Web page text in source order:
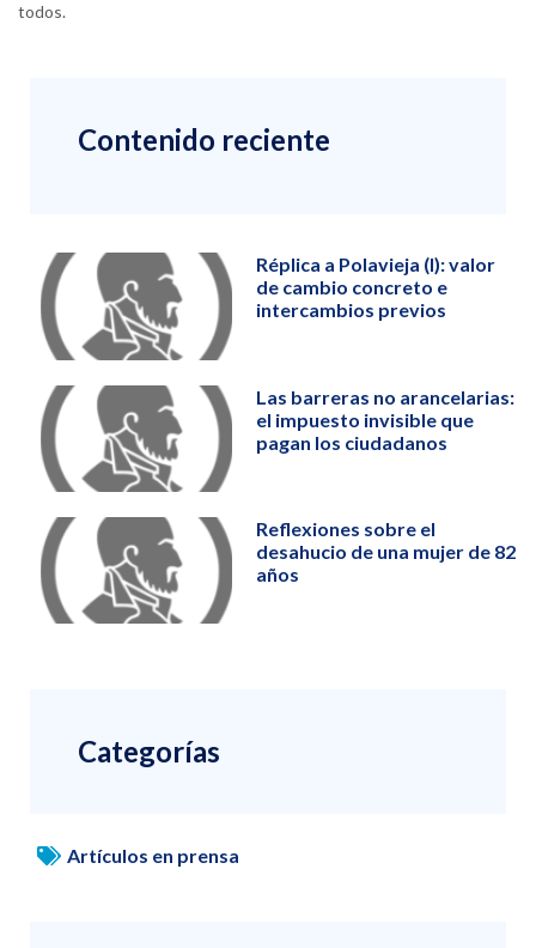
todos.
Contenido reciente
Réplica a Polavieja (I): valor
de cambio concreto e
intercambios previos
Las barreras no arancelarias:
el impuesto invisible que
pagan los ciudadanos
Reflexiones sobre el
desahucio de una mujer de 82
años
Categorías
Artículos en prensa